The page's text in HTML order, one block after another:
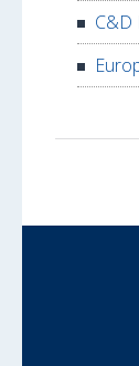
C&D